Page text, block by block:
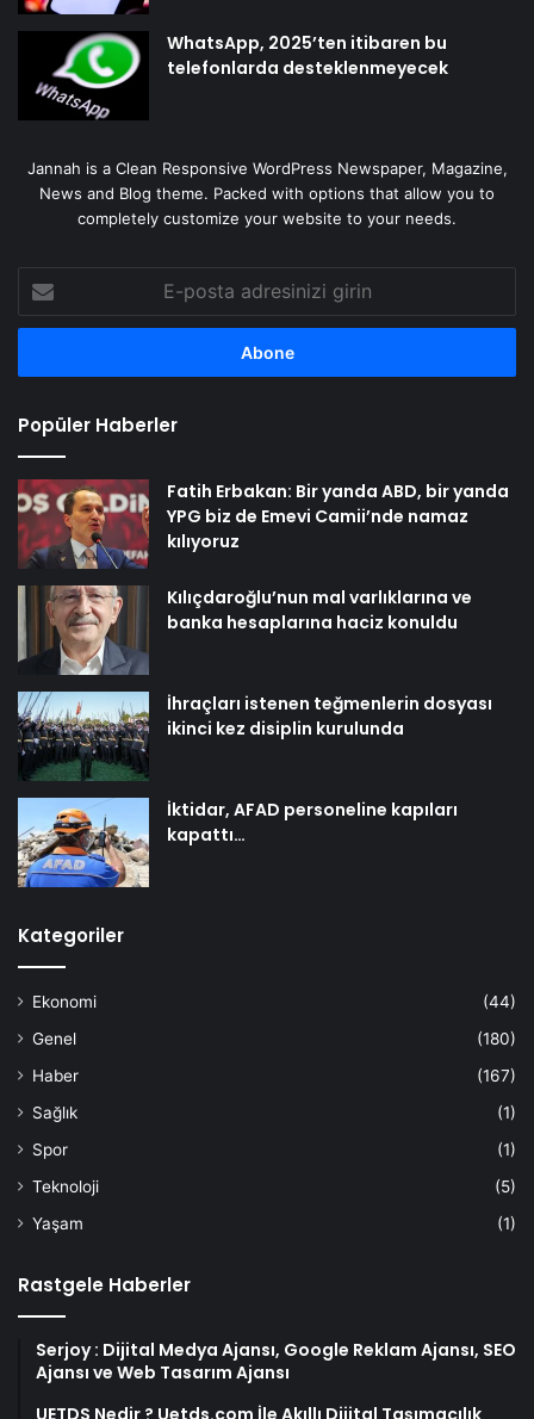
WhatsApp, 2025’ten itibaren bu
telefonlarda desteklenmeyecek
Jannah is a Clean Responsive WordPress Newspaper, Magazine,
News and Blog theme. Packed with options that allow you to
completely customize your website to your needs.
posta
adresinizi
Popüler Haberler
Fatih Erbakan: Bir yanda ABD, bir yanda
YPG biz de Emevi Camii’nde namaz
kılıyoruz
Kılıçdaroğlu’nun mal varlıklarına ve
banka hesaplarına haciz konuldu
İhraçları istenen teğmenlerin dosyası
ikinci kez disiplin kurulunda
İktidar, AFAD personeline kapıları
kapattı…
Kategoriler
Ekonomi
(44)
Genel
(180)
Haber
(167)
Sağlık
(1)
Spor
(1)
Teknoloji
(5)
Yaşam
(1)
Rastgele Haberler
Serjoy : Dijital Medya Ajansı, Google Reklam Ajansı, SEO
Ajansı ve Web Tasarım Ajansı
UETDS Nedir ? Uetds.com İle Akıllı Dijital Taşımacılık